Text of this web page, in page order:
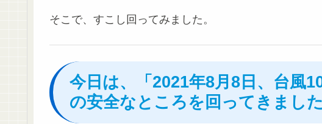
そこで、すこし回ってみました。
今日は、「2021年8月8日、台風
の安全なところを回ってきまし